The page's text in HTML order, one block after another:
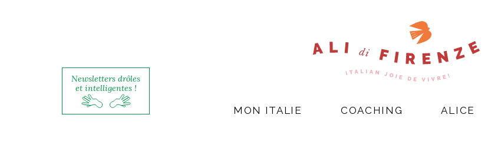
Newsletters drôles
et intelligentes !
MON ITALIE COACHING ALICE